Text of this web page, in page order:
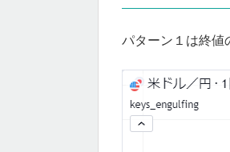
パターン１は終値